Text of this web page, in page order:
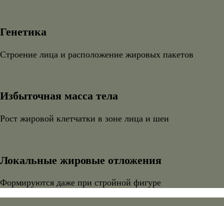
Генетика
Строение лица и расположение жировых пакетов
Избыточная масса тела
Рост жировой клетчатки в зоне лица и шеи
Локальные жировые отложения
Формируются даже при стройной фигуре